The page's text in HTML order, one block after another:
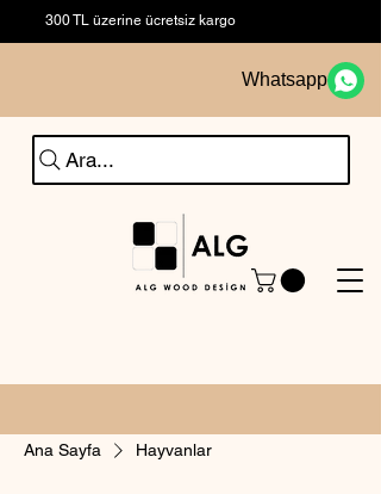
300 TL üzerine ücretsiz kargo
Ara...
Whatsapp
Ana Sayfa Hayvanlar